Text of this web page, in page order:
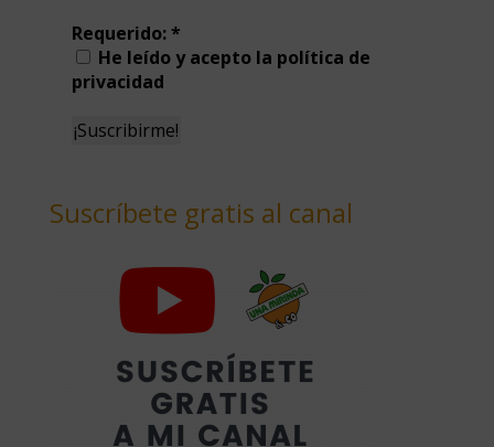
Requerido:*
He leído y acepto la política de
privacidad
Suscríbete gratis al canal